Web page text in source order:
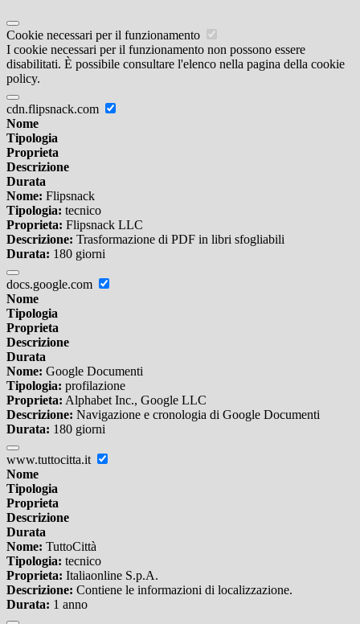
Cookie necessari per il funzionamento
I cookie necessari per il funzionamento non possono essere
disabilitati. È possibile consultare l'elenco nella pagina della cookie
policy.
cdn.flipsnack.com
Nome
Tipologia
Proprieta
Descrizione
Durata
Nome: Flipsnack
Tipologia: tecnico
Proprieta: Flipsnack LLC
Descrizione: Trasformazione di PDF in libri sfogliabili
Durata: 180 giorni
docs.google.com
Nome
Tipologia
Proprieta
Descrizione
Durata
Nome: Google Documenti
Tipologia: profilazione
Proprieta: Alphabet Inc., Google LLC
Descrizione: Navigazione e cronologia di Google Documenti
Durata: 180 giorni
www.tuttocitta.it
Nome
Tipologia
Proprieta
Descrizione
Durata
Nome: TuttoCittà
Tipologia: tecnico
Proprieta: Italiaonline S.p.A.
Descrizione: Contiene le informazioni di localizzazione.
Durata: 1 anno